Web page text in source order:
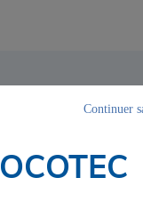
et l’inspection des
Continuer